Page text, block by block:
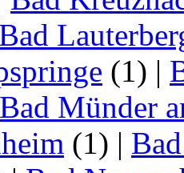
Bad
(1) |
Bad Münder
(1) |